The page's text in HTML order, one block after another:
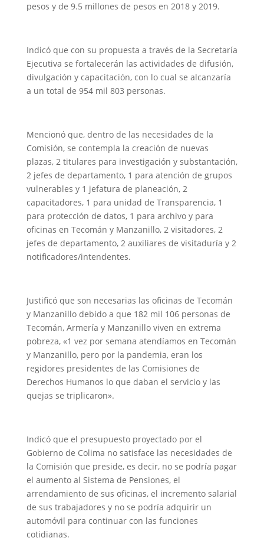
pesos y de 9.5 millones de pesos en 2018 y 2019.
Indicó que con su propuesta a través de la Secretaría
Ejecutiva se fortalecerán las actividades de difusión,
divulgación y capacitación, con lo cual se alcanzaría
a un total de 954 mil 803 personas.
Mencionó que, dentro de las necesidades de la
Comisión, se contempla la creación de nuevas
plazas, 2 titulares para investigación y substantación,
2 jefes de departamento, 1 para atención de grupos
vulnerables y 1 jefatura de planeación, 2
capacitadores, 1 para unidad de Transparencia, 1
para protección de datos, 1 para archivo y para
oficinas en Tecomán y Manzanillo, 2 visitadores, 2
jefes de departamento, 2 auxiliares de visitaduría y 2
notificadores/intendentes.
Justificó que son necesarias las oficinas de Tecomán
y Manzanillo debido a que 182 mil 106 personas de
Tecomán, Armería y Manzanillo viven en extrema
pobreza, «1 vez por semana atendíamos en Tecomán
y Manzanillo, pero por la pandemia, eran los
regidores presidentes de las Comisiones de
Derechos Humanos lo que daban el servicio y las
quejas se triplicaron».
Indicó que el presupuesto proyectado por el
Gobierno de Colima no satisface las necesidades de
la Comisión que preside, es decir, no se podría pagar
el aumento al Sistema de Pensiones, el
arrendamiento de sus oficinas, el incremento salarial
de sus trabajadores y no se podría adquirir un
automóvil para continuar con las funciones
cotidianas.